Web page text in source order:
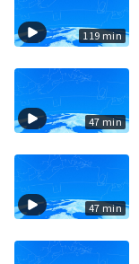
119 min
47 min
47 min